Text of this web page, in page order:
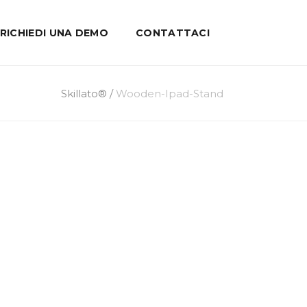
RICHIEDI UNA DEMO CONTATTACI
Skillato® / Wooden-Ipad-Stand